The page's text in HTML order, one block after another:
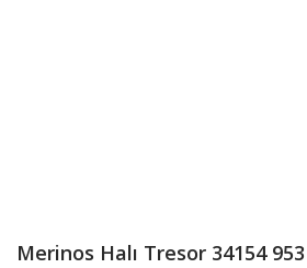
Merinos Halı Tresor 34154 953